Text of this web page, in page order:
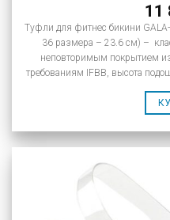
11
Туфли для фитнес бикини
36 размера – 23.6 см) –
неповторимым покрытием из
требованиям IFBB, высота